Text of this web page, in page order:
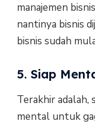
manajemen
nantinya bisnis
bisnis sudah
5. Siap
Terakhir adalah,
mental untuk